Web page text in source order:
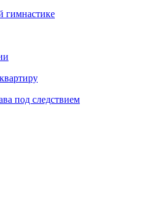
гимнастике
под следствием